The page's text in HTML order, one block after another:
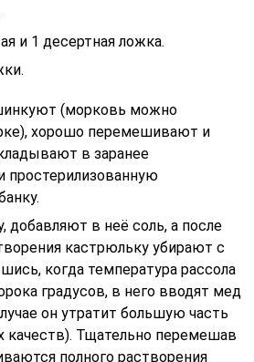
и 1 десертная ложка.
(морковь можно
хорошо перемешивают и
в заранее
простерилизованную
добавляют в неё соль, а после
кастрюльку убирают с
когда температура рассола
градусов, в него вводят мед
он утратит большую часть
качеств). Тщательно перемешав
полного растворения